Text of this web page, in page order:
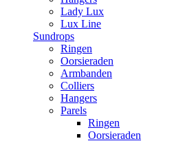
Lady Lux
Lux Line
Sundrops
Ringen
Oorsieraden
Armbanden
Colliers
Hangers
Parels
Ringen
Oorsieraden